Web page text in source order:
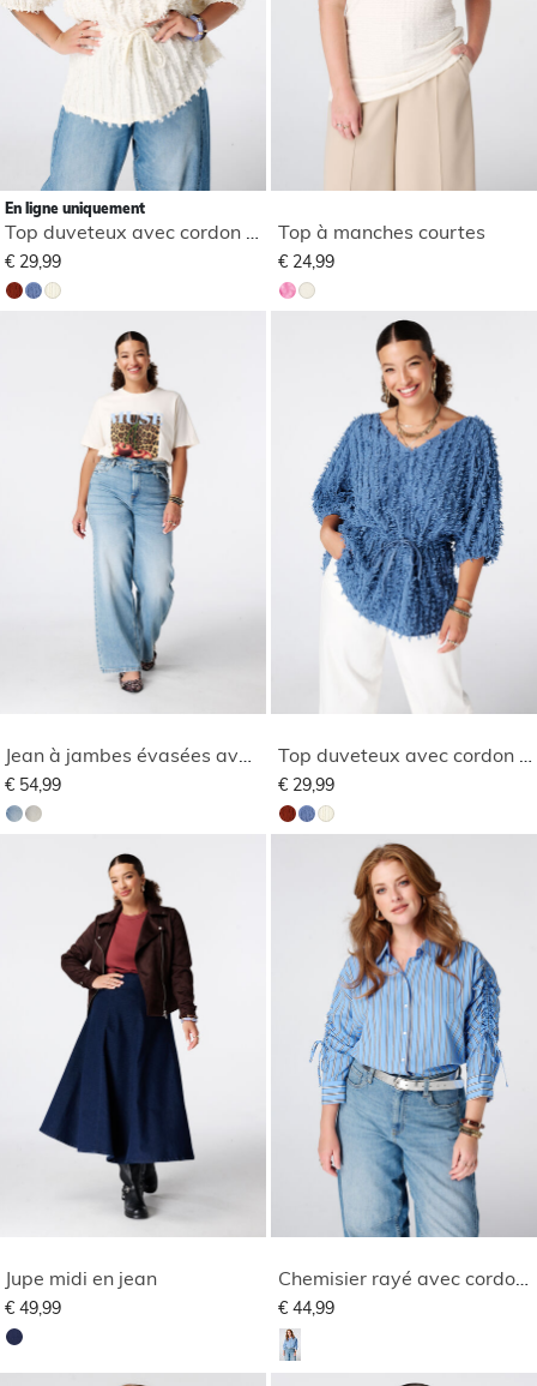
En ligne uniquement
€ 29,99
Top à manches courtes
€ 24,99
€ 54,99 € 29,99
Jupe midi en jean
€ 49,99 € 44,99